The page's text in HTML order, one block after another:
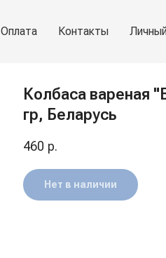
Оплата Контакты
Колбаса вареная
гр, Беларусь
460 р.
Нет в наличии